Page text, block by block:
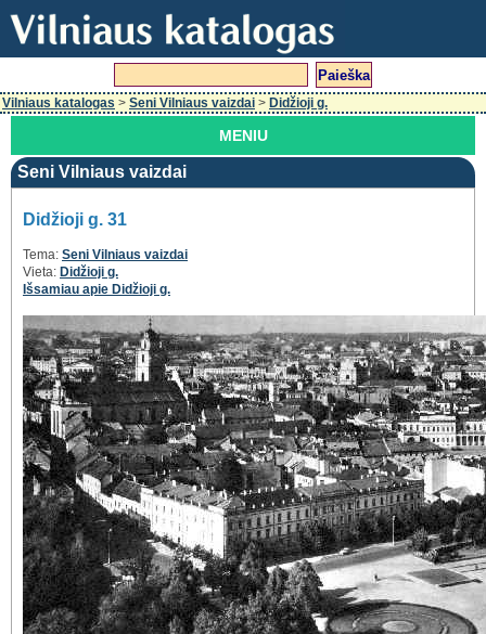
Vilniaus katalogas > Seni Vilniaus vaizdai > Didžioji g.
MENIU
Seni Vilniaus vaizdai
Didžioji g. 31
Tema: Seni Vilniaus vaizdai
Vieta: Didžioji g.
Išsamiau apie Didžioji g.